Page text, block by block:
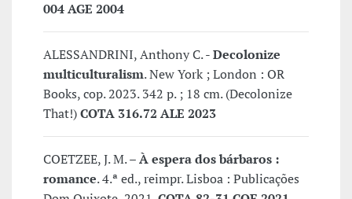
004 AGE 2004
ALESSANDRINI, Anthony C. -Decolonize
multiculturalism. New York ; London : OR
Books, cop. 2023. 342 p. ; 18 cm. (Decolonize
That!)COTA 316.72 ALE 2023
COETZEE, J. M. –À espera dos bárbaros :
romance. 4.ª ed., reimpr. Lisboa : Publicações